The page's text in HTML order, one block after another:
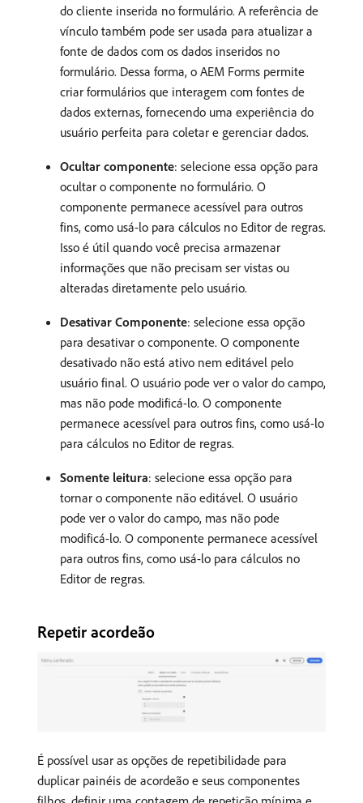
do cliente inserida no formulário. A referência de
vínculo também pode ser usada para atualizar a
fonte de dados com os dados inseridos no
formulário. Dessa forma, o AEM Forms permite
criar formulários que interagem com fontes de
dados externas, fornecendo uma experiência do
usuário perfeita para coletar e gerenciar dados.
Ocultar componente: selecione essa opção para
ocultar o componente no formulário. O
componente permanece acessível para outros
fins, como usá-lo para cálculos no Editor de regras.
Isso é útil quando você precisa armazenar
informações que não precisam ser vistas ou
alteradas diretamente pelo usuário.
Desativar Componente: selecione essa opção
para desativar o componente. O componente
desativado não está ativo nem editável pelo
usuário final. O usuário pode ver o valor do campo,
mas não pode modificá-lo. O componente
permanece acessível para outros fins, como usá-lo
para cálculos no Editor de regras.
Somente leitura: selecione essa opção para
tornar o componente não editável. O usuário
pode ver o valor do campo, mas não pode
modificá-lo. O componente permanece acessível
para outros fins, como usá-lo para cálculos no
Editor de regras.
Repetir acordeão
É possível usar as opções de repetibilidade para
duplicar painéis de acordeão e seus componentes